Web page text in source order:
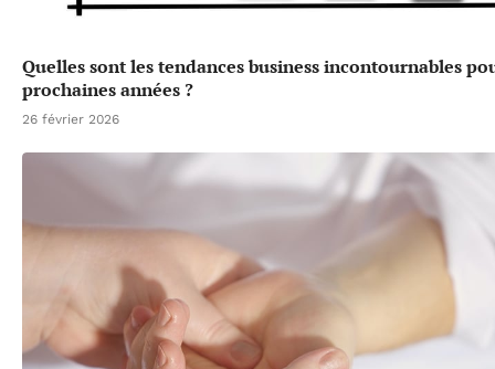
Quelles sont les tendances business incontournables
prochaines années ?
26 février 2026